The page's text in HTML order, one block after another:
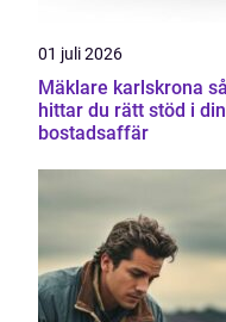
01 juli 2026
Mäklare karlskrona så
hittar du rätt stöd i din
bostadsaffär